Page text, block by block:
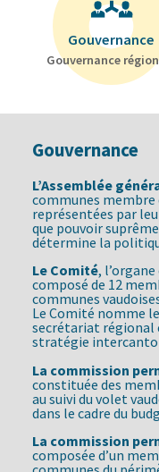
Gouvernance
Gouvernance
Gouvernance
L’Assemblée
communes membre
représentées par
que pouvoir
détermine la
Le Comité,
composé de 12
communes
Le Comité nomme
secrétariat régional
stratégie
La commission
constituée des
au suivi du volet
dans le cadre du
La commission
composée d’un